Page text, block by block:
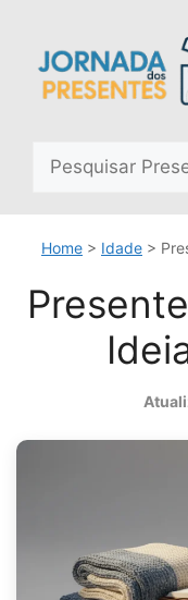
conteúdo
Home > Idade >